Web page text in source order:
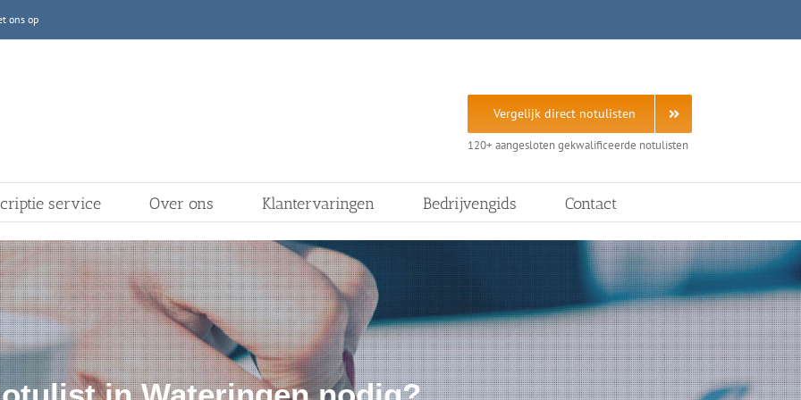
ons op
Vergelijk direct notulisten
120+ aangesloten gekwalificeerde notulisten
service Over ons Klantervaringen Bedrijvengids Contact